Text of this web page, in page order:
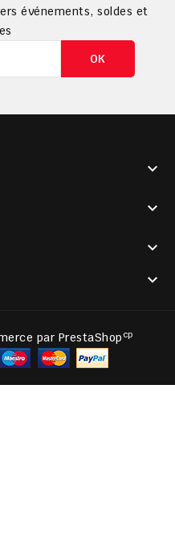
événements, soldes et




par PrestaShop cp